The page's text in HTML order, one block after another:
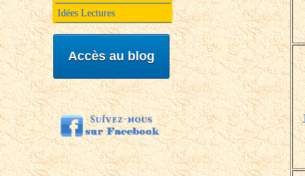
Idées Lectures
Accès au blog